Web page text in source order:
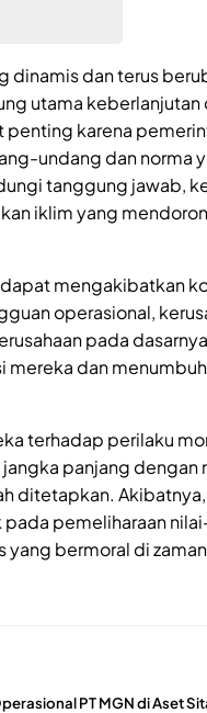
dinamis dan terus
utama keberlanjutan
karena
undang dan norma
tanggung jawab,
iklim yang
mengakibatkan
operasional,
pada
mereka dan
terhadap perilaku
panjang dengan
ditetapkan.
pemeliharaan
bermoral di
PT MGN di Aset